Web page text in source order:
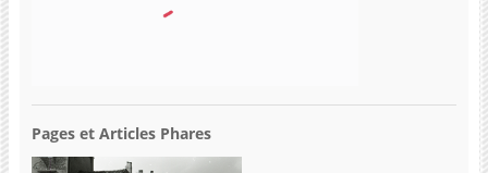
Pages et Articles Phares